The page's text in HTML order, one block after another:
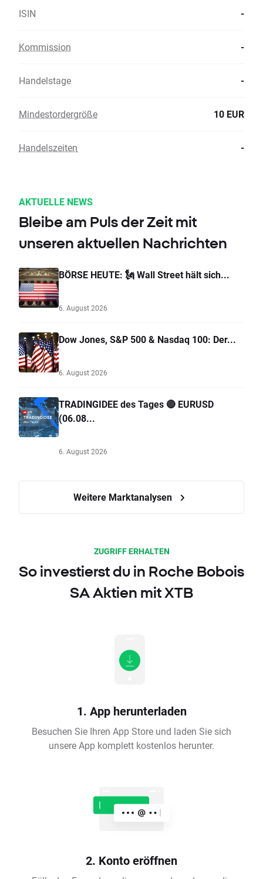
ISIN -
Kommission -
Handelstage -
Mindestordergröße 10 EUR
Handelszeiten -
AKTUELLE NEWS
Bleibe am Puls der Zeit mit
unseren aktuellen Nachrichten
BÖRSE HEUTE: 🗽 Wall Street hält sich...
6. August 2026
Dow Jones, S&P 500 & Nasdaq 100: Der...
6. August 2026
TRADINGIDEE des Tages 🔴 EURUSD
(06.08...
6. August 2026
Weitere Marktanalysen
ZUGRIFF ERHALTEN
So investierst du in Roche Bobois
SA Aktien mit XTB
1. App herunterladen
Besuchen Sie Ihren App Store und laden Sie sich
unsere App komplett kostenlos herunter.
2. Konto eröffnen